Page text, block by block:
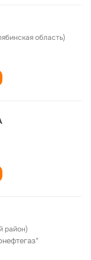
область)
район)